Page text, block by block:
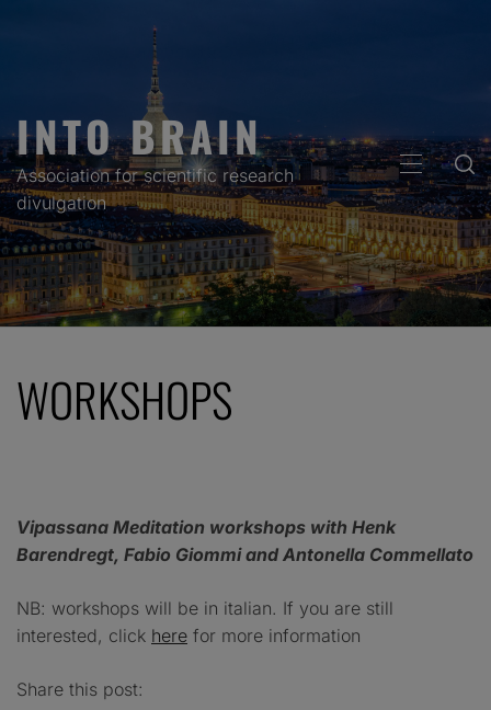
INTO BRAIN
Association for scientific research
divulgation
PRIMARY
MENU
WORKSHOPS
Vipassana Meditation workshops with Henk
Barendregt, Fabio Giommi and Antonella Commellato
NB: workshops will be in italian. If you are still
interested, click here for more information
Share this post: